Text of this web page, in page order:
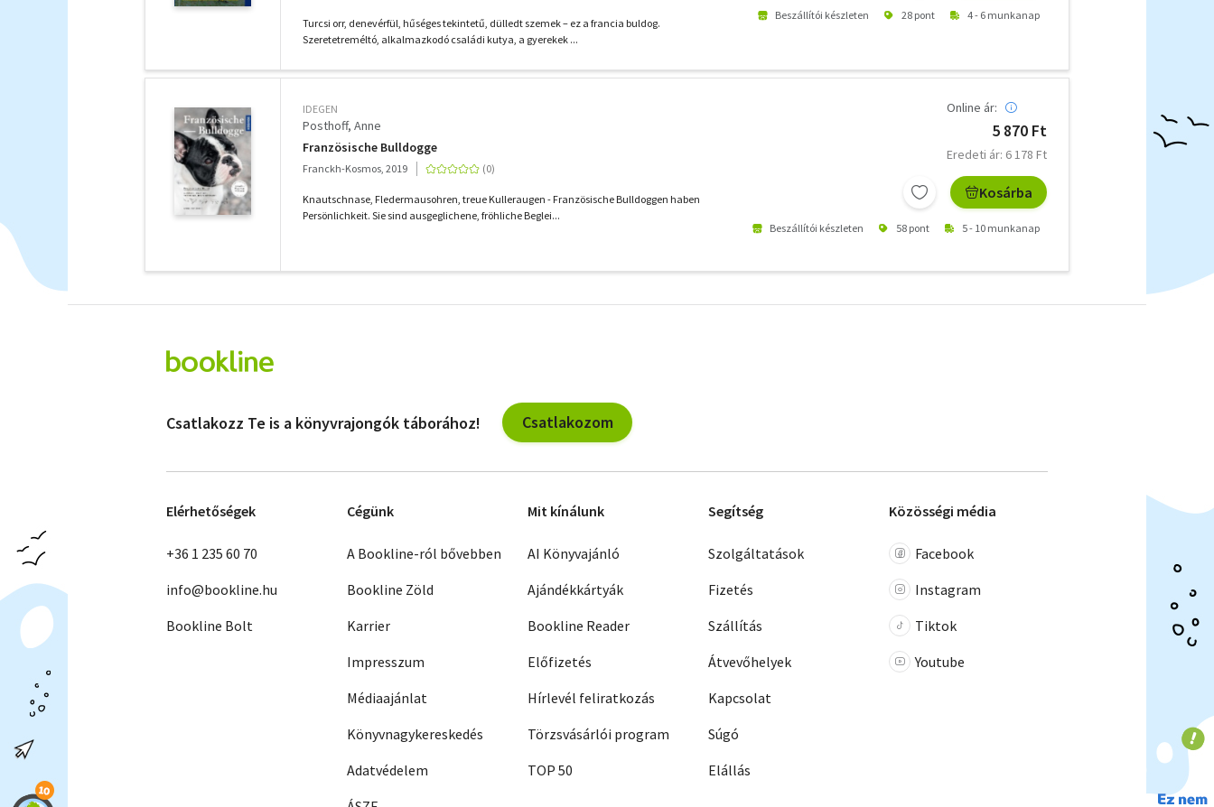
Turcsi orr, denevérfül, hűséges tekintetű, dülledt szemek – ez a francia buldog.
Szeretetreméltó, alkalmazkodó családi kutya, a gyerekek ...
Beszállítói készleten 28 pont 4 - 6 munkanap
IDEGEN
Posthoff, Anne
Französische Bulldogge
Franckh-Kosmos, 2019
Knautschnase, Fledermausohren, treue Kulleraugen - Französische Bulldoggen haben
Persönlichkeit. Sie sind ausgeglichene, fröhliche Beglei...
Online ár:
5 870 Ft
Eredeti ár: 6 178 Ft
Kosárba
Beszállítói készleten 58 pont 5 - 10 munkanap
szűrők
Csatlakozz Te is a könyvrajongók táborához! Csatlakozom
Elérhetőségek
+36 1 235 60 70
info@bookline.hu
Bookline Bolt
Cégünk
A Bookline-ról bővebben
Bookline Zöld
Karrier
Impresszum
Médiaajánlat
Könyvnagykereskedés
Adatvédelem
Mit kínálunk
AI Könyvajánló
Ajándékkártyák
Bookline Reader
Előfizetés
Hírlevél feliratkozás
Törzsvásárlói program
TOP 50
Segítség
Szolgáltatások
Fizetés
Szállítás
Átvevőhelyek
Kapcsolat
Súgó
Elállás
Közösségi média
Facebook
Instagram
Tiktok
Youtube